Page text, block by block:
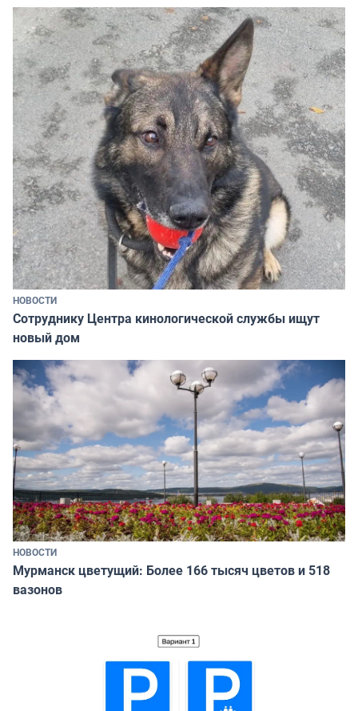
НОВОСТИ
Сотруднику Центра кинологической службы ищут
новый дом
НОВОСТИ
Мурманск цветущий: Более 166 тысяч цветов и 518
вазонов